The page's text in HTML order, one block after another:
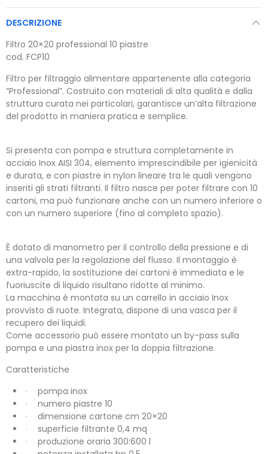
DESCRIZIONE
Filtro 20×20 professional 10 piastre
cod. FCP10
Filtro per filtraggio alimentare appartenente alla categoria
“Professional”. Costruito con materiali di alta qualità e dalla
struttura curata nei particolari, garantisce un’alta filtrazione
del prodotto in maniera pratica e semplice.
Si presenta con pompa e struttura completamente in
acciaio Inox AISI 304, elemento imprescindibile per igienicità
e durata, e con piastre in nylon lineare tra le quali vengono
inseriti gli strati filtranti. Il filtro nasce per poter filtrare con 10
cartoni, ma può funzionare anche con un numero inferiore o
con un numero superiore (fino al completo spazio).
È dotato di manometro per il controllo della pressione e di
una valvola per la regolazione del flusso. Il montaggio è
extra-rapido, la sostituzione dei cartoni è immediata e le
fuoriuscite di liquido risultano ridotte al minimo.
La macchina è montata su un carrello in acciaio Inox
provvisto di ruote. Integrata, dispone di una vasca per il
recupero dei liquidi.
Come accessorio può essere montato un by-pass sulla
pompa e una piastra inox per la doppia filtrazione.
Caratteristiche
· pompa inox
· numero piastre 10
· dimensione cartone cm 20×20
· superficie filtrante 0,4 mq
· produzione oraria 300:600 l